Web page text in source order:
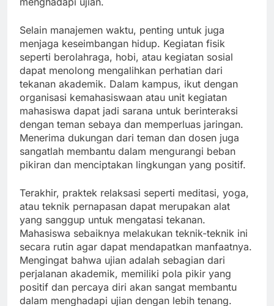
Selain manajemen waktu, penting untuk juga
menjaga keseimbangan hidup. Kegiatan fisik
seperti berolahraga, hobi, atau kegiatan sosial
dapat menolong mengalihkan perhatian dari
tekanan akademik. Dalam kampus, ikut dengan
organisasi kemahasiswaan atau unit kegiatan
mahasiswa dapat jadi sarana untuk berinteraksi
dengan teman sebaya dan memperluas jaringan.
Menerima dukungan dari teman dan dosen juga
sangatlah membantu dalam mengurangi beban
pikiran dan menciptakan lingkungan yang positif.
Terakhir, praktek relaksasi seperti meditasi, yoga,
atau teknik pernapasan dapat merupakan alat
yang sanggup untuk mengatasi tekanan.
Mahasiswa sebaiknya melakukan teknik-teknik ini
secara rutin agar dapat mendapatkan manfaatnya.
Mengingat bahwa ujian adalah sebagian dari
perjalanan akademik, memiliki pola pikir yang
positif dan percaya diri akan sangat membantu
dalam menghadapi ujian dengan lebih tenang.